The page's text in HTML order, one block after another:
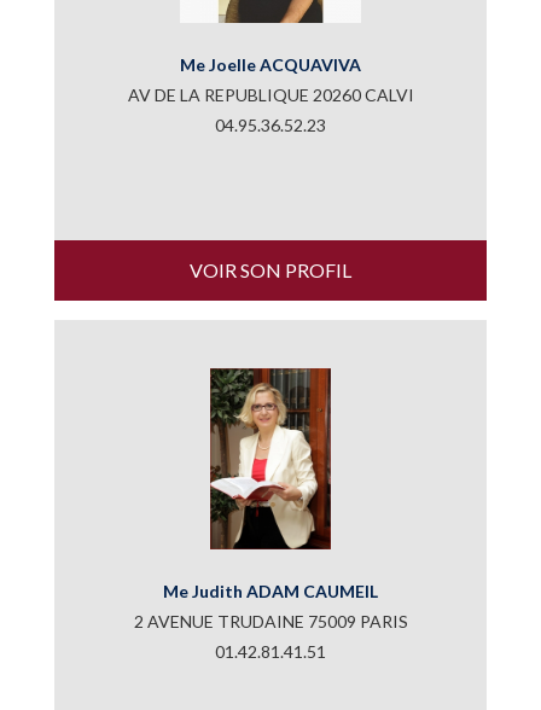
Me Joelle ACQUAVIVA
AV DE LA REPUBLIQUE 20260 CALVI
04.95.36.52.23
VOIR SON PROFIL
Me Judith ADAM CAUMEIL
2 AVENUE TRUDAINE 75009 PARIS
01.42.81.41.51